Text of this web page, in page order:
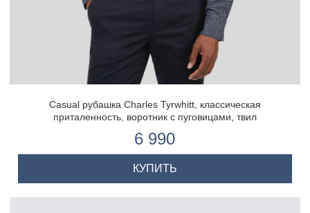
Casual рубашка Charles Tyrwhitt, классическая
приталенность, воротник с пуговицами, твил
6 990
КУПИТЬ